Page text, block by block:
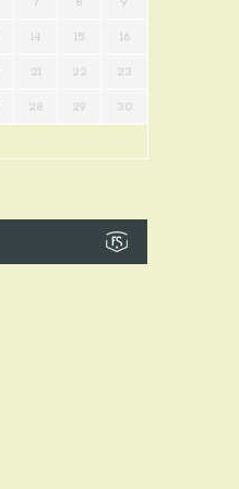
14 15 16
21 22 23
28 29 30